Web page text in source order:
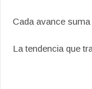
Cada avance
La tendencia que